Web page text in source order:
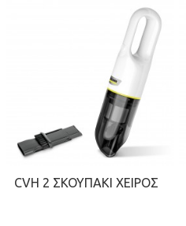
CVH 2 ΣΚΟΥΠΑΚΙ ΧΕΙΡΟΣ